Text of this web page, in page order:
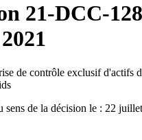
21-DCC-128
de contrôle exclusif d'actifs
sens de la décision le : 22